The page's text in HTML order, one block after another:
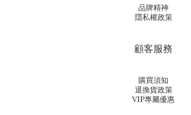
品牌精神
隱私權政策
顧客服務
購買須知
退換貨政策
VIP專屬優惠